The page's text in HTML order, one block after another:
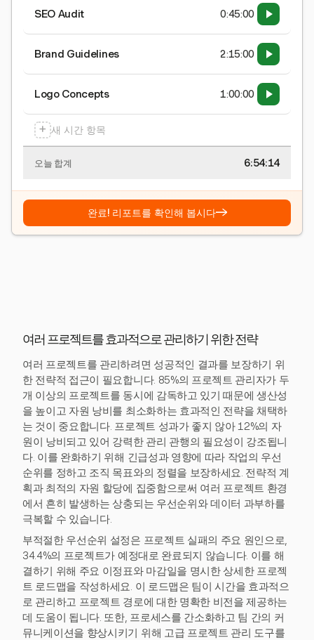
SEO Audit 0:45:00
Brand Guidelines 2:15:00
Logo Concepts 1:00:00
+ 새 시간 항목
오늘 합계 6:54:15
완료! 리포트를 확인해 봅시다→
여러 프로젝트를 효과적으로 관리하기 위한 전략
여러 프로젝트를 관리하려면 성공적인 결과를 보장하기 위
한 전략적 접근이 필요합니다. 85%의 프로젝트 관리자가 두
개 이상의 프로젝트를 동시에 감독하고 있기 때문에 생산성
을 높이고 자원 낭비를 최소화하는 효과적인 전략을 채택하
는 것이 중요합니다. 프로젝트 성과가 좋지 않아 12%의 자
원이 낭비되고 있어 강력한 관리 관행의 필요성이 강조됩니
다. 이를 완화하기 위해 긴급성과 영향에 따라 작업의 우선
순위를 정하고 조직 목표와의 정렬을 보장하세요. 전략적 계
획과 최적의 자원 할당에 집중함으로써 여러 프로젝트 환경
에서 흔히 발생하는 상충되는 우선순위와 데이터 과부하를
극복할 수 있습니다.
부적절한 우선순위 설정은 프로젝트 실패의 주요 원인으로,
34.4%의 프로젝트가 예정대로 완료되지 않습니다. 이를 해
결하기 위해 주요 이정표와 마감일을 명시한 상세한 프로젝
트 로드맵을 작성하세요. 이 로드맵은 팀이 시간을 효과적으
로 관리하고 프로젝트 경로에 대한 명확한 비전을 제공하는
데 도움이 됩니다. 또한, 프로세스를 간소화하고 팀 간의 커
뮤니케이션을 향상시키기 위해 고급 프로젝트 관리 도구를